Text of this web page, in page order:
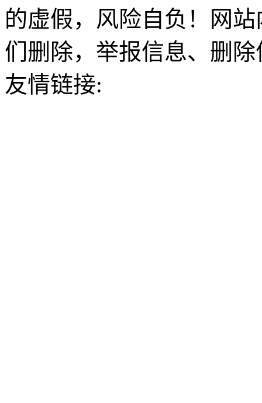
的虚假，风险自负！网
们删除，举报信息、删
友情链接: